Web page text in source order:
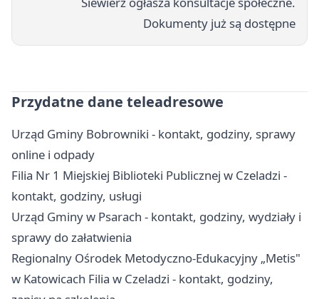
Dokumenty już są dostępne
Przydatne dane teleadresowe
Urząd Gminy Bobrowniki - kontakt, godziny, sprawy
online i odpady
Filia Nr 1 Miejskiej Biblioteki Publicznej w Czeladzi -
kontakt, godziny, usługi
Urząd Gminy w Psarach - kontakt, godziny, wydziały i
sprawy do załatwienia
Regionalny Ośrodek Metodyczno-Edukacyjny „Metis"
w Katowicach Filia w Czeladzi - kontakt, godziny,